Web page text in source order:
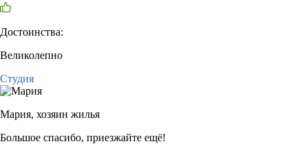
Достоинства:
Великолепно
Студия
Мария, хозяин жилья
Большое спасибо, приезжайте ещё!